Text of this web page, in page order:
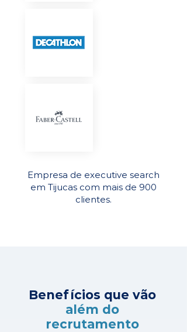
Empresa de executive search
em Tijucas com mais de 900
clientes.
Benefícios que vão
além do
recrutamento